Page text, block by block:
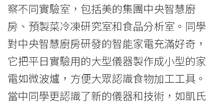
察不同實驗室，包括美的集團中央智慧廚
房、預製菜冷凍研究室和食品分析室。同學
對中央智慧廚房研發的智能家電充滿好奇，
它把平日實驗用的大型儀器製作成小型的家
電如微波爐，方便大眾認識食物加工工具。
當中同學更認識了新的儀器和技術，如凱氏